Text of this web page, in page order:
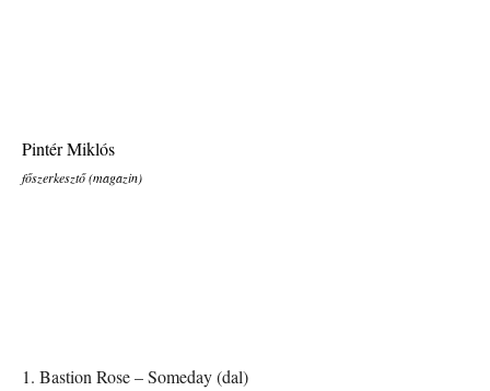
Pintér Miklós
főszerkesztő (magazin)
1. Bastion Rose – Someday (dal)